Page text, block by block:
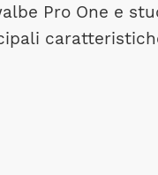
Pro One e